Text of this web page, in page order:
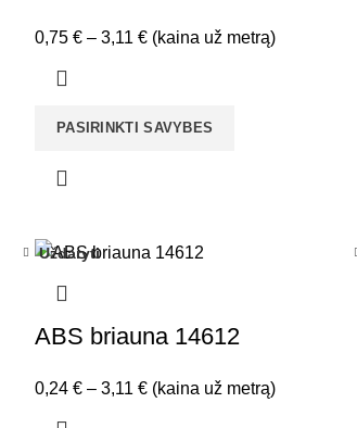
0,75 € – 3,11 €Price
through
(kaina už metrą)
PASIRINKTI SAVYBES
Uždaryti
ABS briauna 14612
0,24 € – 3,11 €Price
(kaina už metrą)